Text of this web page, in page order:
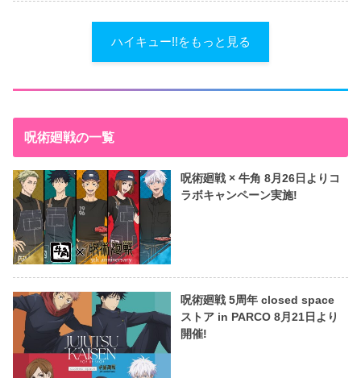
ハイキュー!!をもっと見る
呪術廻戦の一覧
呪術廻戦 × 牛角 8月26日よりコ
ラボキャンペーン実施!
呪術廻戦 5周年 closed space
ストア in PARCO 8月21日より
開催!